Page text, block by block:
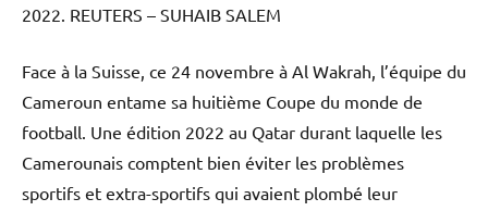
2022. REUTERS – SUHAIB SALEM
Face à la Suisse, ce 24 novembre à Al Wakrah, l’équipe du
Cameroun entame sa huitième Coupe du monde de
football. Une édition 2022 au Qatar durant laquelle les
Camerounais comptent bien éviter les problèmes
sportifs et extra-sportifs qui avaient plombé leur